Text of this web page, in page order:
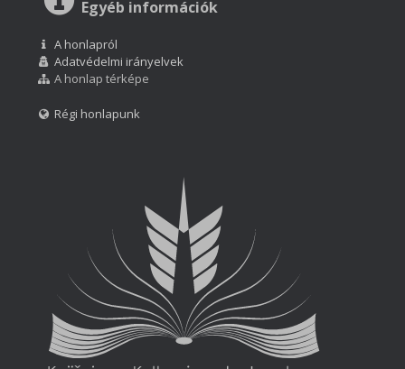
Egyéb információk
A honlapról
Adatvédelmi irányelvek
A honlap térképe
Régi honlapunk